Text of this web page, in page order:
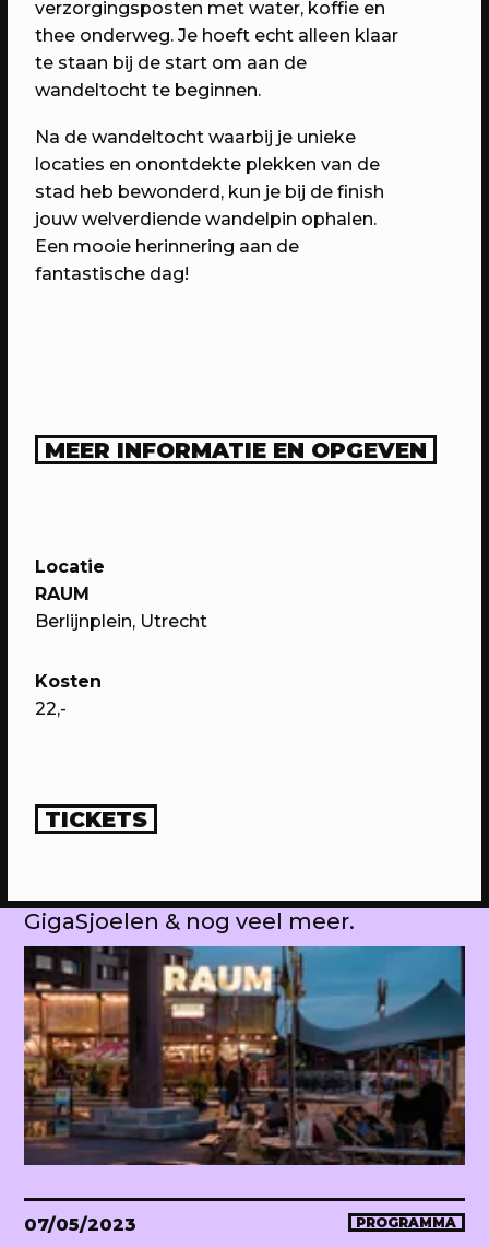
6 jaar RAUM: Vier je mee?
Een avond vol verrassingen met het
beste van RAUM
Scoor en verkoop toffe spullen op de
Grote Huisraad Veiling met Emmaus
WEKEA: Huisfeest met Kapitaal
GigaSjoelen & nog veel meer.
07/05/2023 PROGRAMMA
Locatie
RAUM
Berlijnplein, Utrecht
Kosten
22,-
TICKETS
verzorgingsposten met water, koffie en
thee onderweg. Je hoeft echt alleen klaar
te staan bij de start om aan de
wandeltocht te beginnen.
Na de wandeltocht waarbij je unieke
locaties en onontdekte plekken van de
stad heb bewonderd, kun je bij de finish
jouw welverdiende wandelpin ophalen.
Een mooie herinnering aan de
fantastische dag!
MEER INFORMATIE EN OPGEVEN